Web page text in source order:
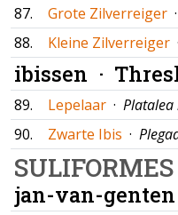
87.
Grote Zilverreiger
88.
Kleine Zilverreiger ·
ibissen ·
89. Lepelaar ·
90.
Zwarte Ibis ·
SULIFORMES
jan-van-genten